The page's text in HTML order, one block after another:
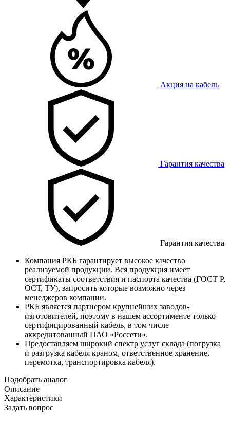
Акция на кабель
Гарантия качества
Гарантия качества
Компания РКБ гарантирует высокое качество
реализуемой продукции. Вся продукция имеет
сертификаты соответствия и паспорта качества (ГОСТ Р,
ОСТ, ТУ), запросить которые возможно через
менеджеров компании.
РКБ является партнером крупнейших заводов-
изготовителей, поэтому в нашем ассортименте только
сертифицированный кабель, в том числе
аккредитованный ПАО «Россети».
Предоставляем широкий спектр услуг склада (погрузка
и разгрузка кабеля краном, ответственное хранение,
перемотка, транспортировка кабеля).
Подобрать аналог
Описание
Характеристики
Задать вопрос